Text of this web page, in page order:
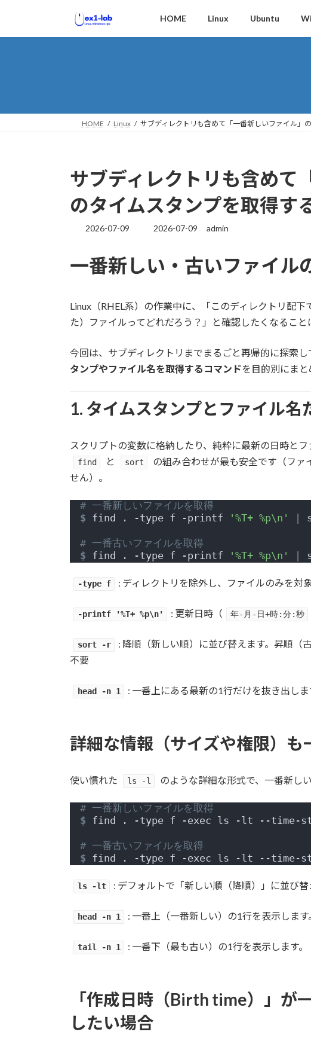
テ
ゲ
HOME Linux Ubuntu
HOME Linux サブディレクトリも含めて「一番新しいファイル」
サブディレクトリも含めて
のタイムスタンプを取得す
2026-07-09
最
新
日
2026-07-09 admin
一番新しい・古いファイル
Linux（RHEL系）の作業中に、「このディレクトリ配
た）ファイルってどれだろう？」と確認したくなること
今回は、サブディレクトリまでまるごと再帰的に探索し
タンプやファイル名を取得するコマンドを目的別にまと
1. タイムスタンプとファイル
スクリプトの変数に格納したり、純粋に最新の日時と
find と sort
の組み合わせが最も安全です（ファ
せん）。
# 一番新しいファイルを取得
$ find . -type f -printf '%T+ %p\n' |
# 一番古いファイルを取得
$ find . -type f -printf '%T+ %p\n' |
-type f : ディレクトリを除外し、ファイルのみを対象
-printf '%T+ %p\n' : 更新日時（ 年-月-日+時:分:秒
sort -r
: 降順（新しい順）に並び替えます。昇順（
不要
head -n 1 : 一番上にある最新の1行だけを抜き出しま
詳細な情報（サイズや権限）も
使い慣れた ls -l のような詳細な形式で、一番新し
# 一番新しいファイルを取得
$ find . -type f -exec ls -lt --time-
# 一番古いファイルを取得
$ find . -type f -exec ls -lt --time-
ls -lt : デフォルトで「新しい順（降順）」に並び替
head -n 1 : 一番上（一番新しい）の1行を表示します
tail -n 1 : 一番下（最も古い）の1行を表示します。
「作成日時（Birth time）」が
したい場合